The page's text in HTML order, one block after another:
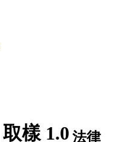
取樣 1.0 法律